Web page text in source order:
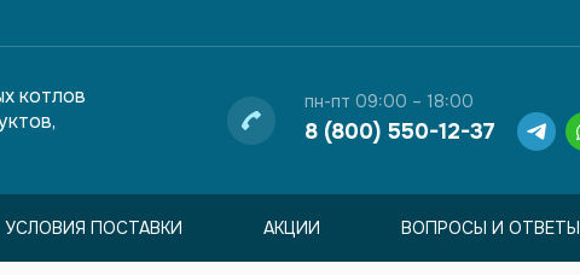
котлов
8 (800) 550-12-37
пн-пт 09:00 – 18:00
УСЛОВИЯ ПОСТАВКИ АКЦИИ ВОПРОСЫ И ОТВЕТЫ